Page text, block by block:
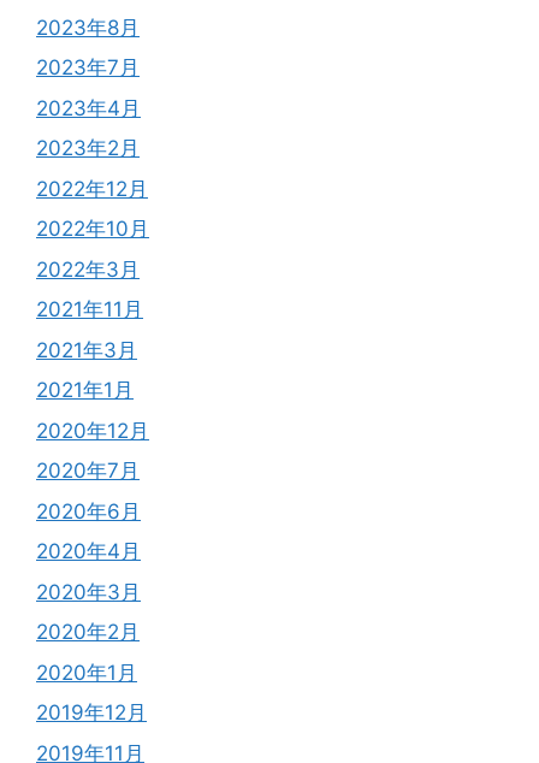
2023年8月
2023年7月
2023年4月
2023年2月
2022年12月
2022年10月
2022年3月
2021年11月
2021年3月
2021年1月
2020年12月
2020年7月
2020年6月
2020年4月
2020年3月
2020年2月
2020年1月
2019年12月
2019年11月